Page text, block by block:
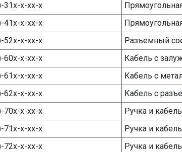
31х-х-хх-х
41х-х-хх-х
52х-х-хх-х
Разъемный
60х-х-хх-х
Кабель с
61х-х-хх-х
Кабель с
62х-х-хх-х
Кабель с
70х-х-хх-х
Ручка и
71х-х-хх-х
Ручка и
72х-х-хх-х
Ручка и